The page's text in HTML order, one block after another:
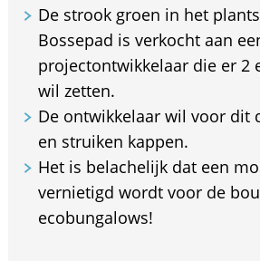
De strook groen in het
Bossepad is verkocht aan
projectontwikkelaar die er 2
wil zetten.
De ontwikkelaar wil voor dit
en struiken kappen.
Het is belachelijk dat een
vernietigd wordt voor de
ecobungalows!